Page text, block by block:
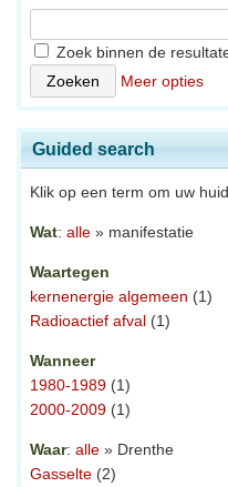
Zoek binnen de
Meer opties
Guided search
Klik op een term om uw
Wat: alle » manifestatie
Waartegen
kernenergie algemeen (1)
Radioactief afval (1)
Wanneer
1980-1989 (1)
2000-2009 (1)
Waar: alle » Drenthe
Gasselte (2)